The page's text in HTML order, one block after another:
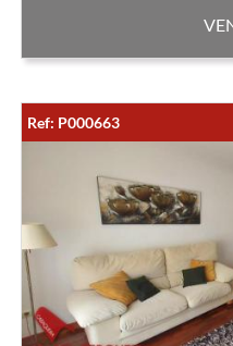
Ref: P000663